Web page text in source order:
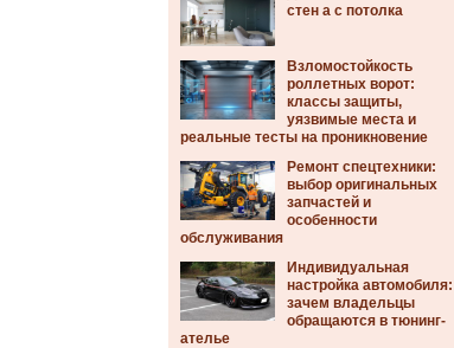
стен а с потолка
Взломостойкость
роллетных ворот:
классы защиты,
уязвимые места и
реальные тесты на проникновение
Ремонт спецтехники:
выбор оригинальных
запчастей и
особенности
обслуживания
Индивидуальная
настройка автомобиля:
зачем владельцы
обращаются в тюнинг-
ателье